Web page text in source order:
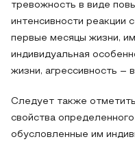
тревожность в виде
интенсивности реакции
первые месяцы жизни,
индивидуальная
жизни, агрессивность –
Следует также
свойства
обусловленные им